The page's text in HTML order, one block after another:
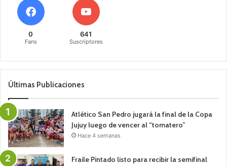
0
Fans
641
Suscriptores
Últimas Publicaciones
Atlético San Pedro jugará la final de la Copa
Jujuy luego de vencer al “tomatero”
Hace 4 semanas
Fraile Pintado listo para recibir la semifinal